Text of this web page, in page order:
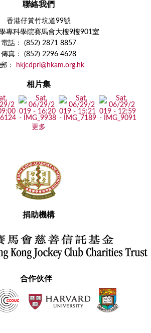
聯絡我們
香港仔黃竹坑道99號
專科學院賽馬會大樓9樓901室
電話： (852) 2871 8857
傳真： (852) 2296 4628
：
hkjcdpri@hkam.org.hk
相片集
更多
捐助機構
合作伙伴